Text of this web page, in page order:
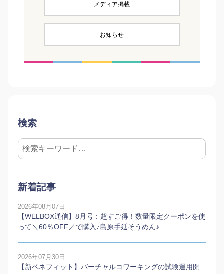
メディア掲載
お知らせ
検索
新着記事
2026年08月07日
【WELBOX通信】8月号：超すご得！数量限定クーポンを使
って＼60％OFF／で購入♪島原手延そうめん♪
2026年07月30日
【新ベネフィット】バーチャルコワーキングの試験運用開